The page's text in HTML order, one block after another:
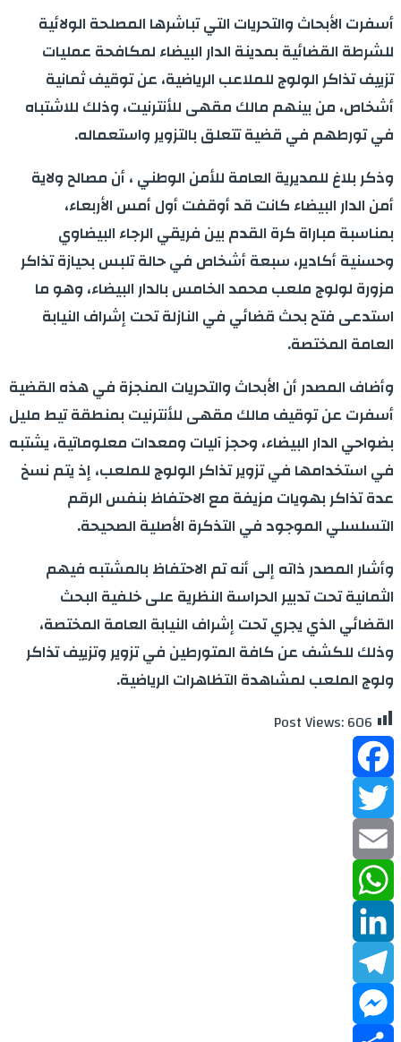
Share
أسفرت الأبحاث والتحريات التي تباشرها المصلحة الولائية
للشرطة القضائية بمدينة الدار البيضاء لمكافحة عمليات
تزييف تذاكر الولوج للملاعب الرياضية، عن توقيف ثمانية
أشخاص، من بينهم مالك مقهى للأنترنيت، وذلك للاشتباه
في تورطهم في قضية تتعلق بالتزوير واستعماله.
وذكر بلاغ للمديرية العامة للأمن الوطني ، أن مصالح ولاية
أمن الدار البيضاء كانت قد أوقفت أول أمس الأربعاء،
بمناسبة مباراة كرة القدم بين فريقي الرجاء البيضاوي
وحسنية أكادير، سبعة أشخاص في حالة تلبس بحيازة تذاكر
مزورة لولوج ملعب محمد الخامس بالدار البيضاء، وهو ما
استدعى فتح بحث قضائي في النازلة تحت إشراف النيابة
العامة المختصة.
وأضاف المصدر أن الأبحاث والتحريات المنجزة في هذه القضية
أسفرت عن توقيف مالك مقهى للأنترنيت بمنطقة تيط مليل
بضواحي الدار البيضاء، وحجز آليات ومعدات معلوماتية، يشتبه
في استخدامها في تزوير تذاكر الولوج للملعب، إذ يتم نسخ
عدة تذاكر بهويات مزيفة مع الاحتفاظ بنفس الرقم
التسلسلي الموجود في التذكرة الأصلية الصحيحة.
وأشار المصدر ذاته إلى أنه تم الاحتفاظ بالمشتبه فيهم
الثمانية تحت تدبير الحراسة النظرية على خلفية البحث
القضائي الذي يجري تحت إشراف النيابة العامة المختصة،
وذلك للكشف عن كافة المتورطين في تزوير وتزييف تذاكر
ولوج الملعب لمشاهدة التظاهرات الرياضية.
Post Views:606
Facebook
Twitter
Email
WhatsApp
LinkedIn
Telegram